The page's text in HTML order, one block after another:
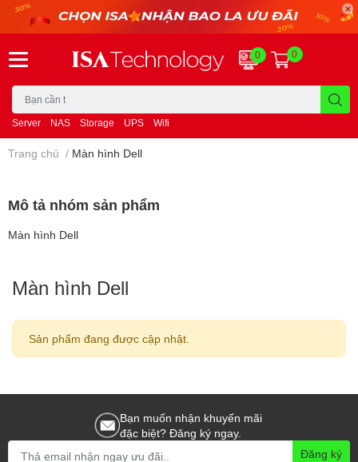
Server NAS Storage UPS Wifi
0 0
Trang chủ / Màn hình Dell
Mô tả nhóm sản phẩm
Màn hình Dell
Màn hình Dell
Sản phẩm đang được cập nhật.
Bạn muốn nhận khuyến mãi
đặc biệt? Đăng ký ngay.
Đăng ký